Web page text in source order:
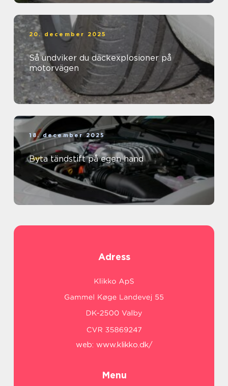
20. december 2025
Så undviker du däckexplosioner på
motorvägen
18. december 2025
Byta tändstift på egen hand
Adress
web: www.klikko.dk/
Menu